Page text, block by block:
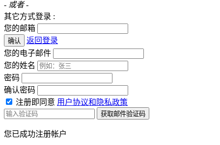
- 或者 -
其它方式登录 :
您的邮箱
确认
返回登录
您的电子邮件
您的姓名
密码
确认密码
注册即同意 用户协议和隐私政策
获取邮件验证码
您已成功注册帐户